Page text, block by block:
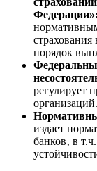
Федерации»:
порядок
регулирует
организаций.
издает
банков‚ в